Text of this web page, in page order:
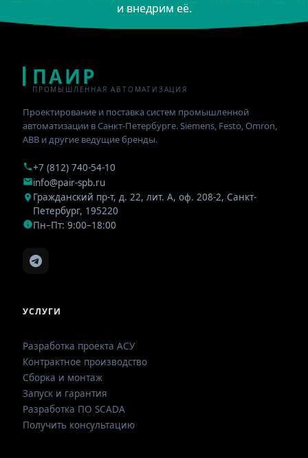
и внедрим её.
ПАИР
ПРОМЫШЛЕННАЯ АВТОМАТИЗАЦИЯ
Проектирование и поставка систем промышленной
автоматизации в Санкт-Петербурге. Siemens, Festo, Omron,
ABB и другие ведущие бренды.
+7 (812) 740-54-10
info@pair-spb.ru
Гражданский пр-т, д. 22, лит. А, оф. 208-2, Санкт-
Петербург, 195220
Пн–Пт: 9:00–18:00
УСЛУГИ
Разработка проекта АСУ
Контрактное производство
Сборка и монтаж
Запуск и гарантия
Разработка ПО SCADA
Получить консультацию